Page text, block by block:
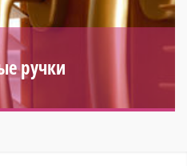
ручки
дав ему стилевую